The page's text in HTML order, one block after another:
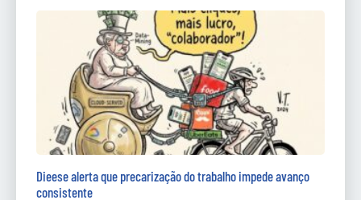
Dieese alerta que precarização do trabalho impede avanço
consistente